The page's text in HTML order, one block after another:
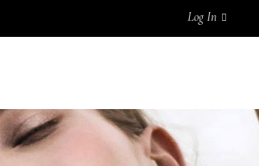
Log In
No products in the cart.